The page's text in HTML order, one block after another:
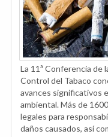
La 11ª Conferencia de
Control del Tabaco
avances significativos
ambiental. Más de
legales para
daños causados, así